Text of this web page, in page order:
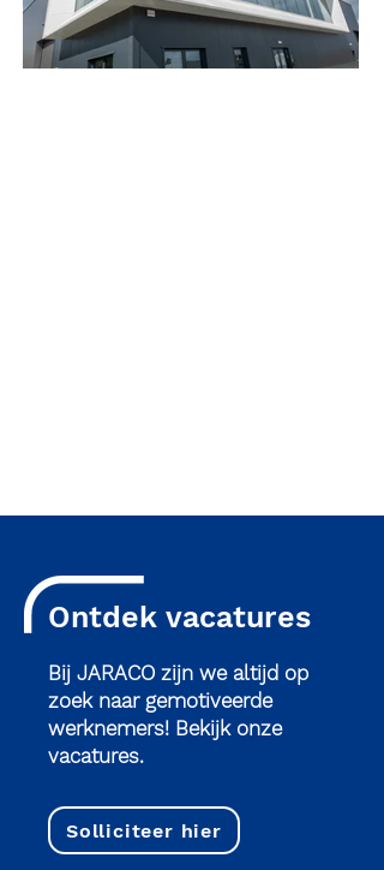
Ontdek vacatures
Bij JARACO zijn we altijd op
zoek naar gemotiveerde
werknemers! Bekijk onze
vacatures.
Solliciteer hier